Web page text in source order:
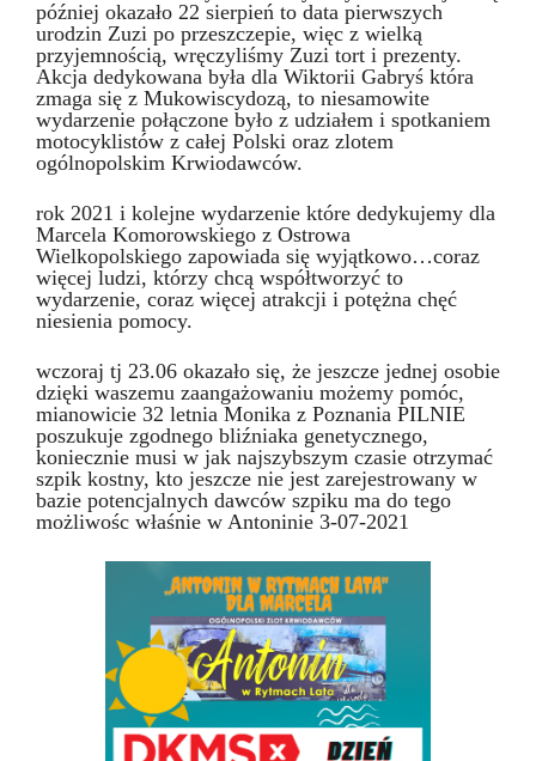
później okazało 22 sierpień to data pierwszych
urodzin Zuzi po przeszczepie, więc z wielką
przyjemnością, wręczyliśmy Zuzi tort i prezenty.
Akcja dedykowana była dla Wiktorii Gabryś która
zmaga się z Mukowiscydozą, to niesamowite
wydarzenie połączone było z udziałem i spotkaniem
motocyklistów z całej Polski oraz zlotem
ogólnopolskim Krwiodawców.
rok 2021 i kolejne wydarzenie które dedykujemy dla
Marcela Komorowskiego z Ostrowa
Wielkopolskiego zapowiada się wyjątkowo…coraz
więcej ludzi, którzy chcą współtworzyć to
wydarzenie, coraz więcej atrakcji i potężna chęć
niesienia pomocy.
wczoraj tj 23.06 okazało się, że jeszcze jednej osobie
dzięki waszemu zaangażowaniu możemy pomóc,
mianowicie 32 letnia Monika z Poznania PILNIE
poszukuje zgodnego bliźniaka genetycznego,
koniecznie musi w jak najszybszym czasie otrzymać
szpik kostny, kto jeszcze nie jest zarejestrowany w
bazie potencjalnych dawców szpiku ma do tego
możliwośc właśnie w Antoninie 3-07-2021